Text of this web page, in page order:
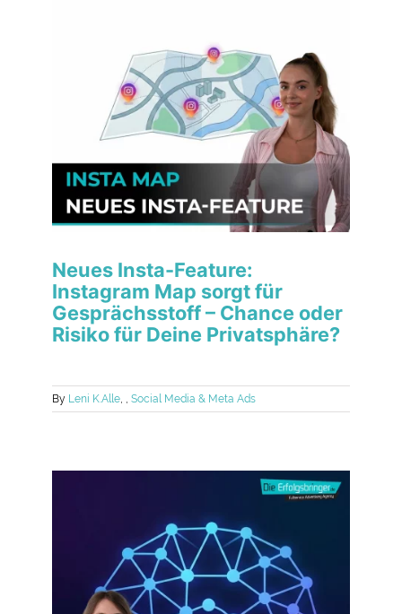
Neues Insta-Feature:
Instagram Map sorgt für
Gesprächsstoff – Chance oder
Risiko für Deine Privatsphäre?
By Leni K.Alle, ,Social Media & Meta Ads